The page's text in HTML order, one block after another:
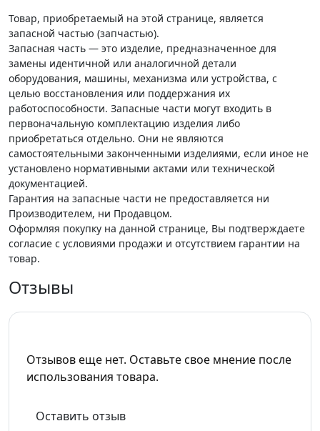
Товар, приобретаемый на этой странице, является
запасной частью (запчастью).
Запасная часть — это изделие, предназначенное для
замены идентичной или аналогичной детали
оборудования, машины, механизма или устройства, с
целью восстановления или поддержания их
работоспособности. Запасные части могут входить в
первоначальную комплектацию изделия либо
приобретаться отдельно. Они не являются
самостоятельными законченными изделиями, если иное не
установлено нормативными актами или технической
документацией.
Гарантия на запасные части не предоставляется ни
Производителем, ни Продавцом.
Оформляя покупку на данной странице, Вы подтверждаете
согласие с условиями продажи и отсутствием гарантии на
товар.
Отзывы
Отзывов еще нет. Оставьте свое мнение после
использования товара.
Оставить отзыв